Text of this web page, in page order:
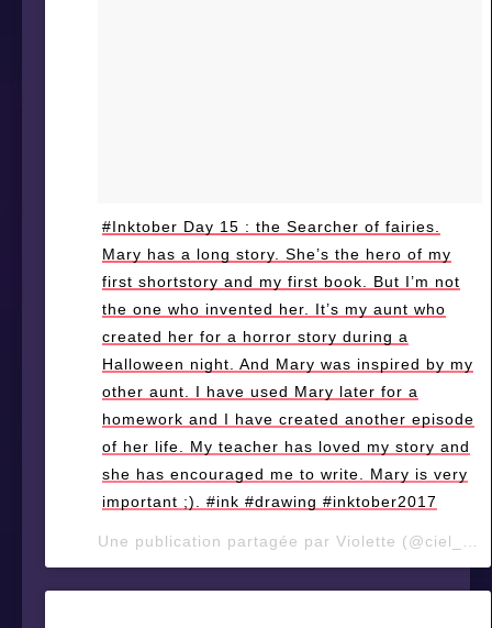
#Inktober Day 15 : the Searcher of fairies.
Mary has a long story. She’s the hero of my
first shortstory and my first book. But I’m not
the one who invented her. It’s my aunt who
created her for a horror story during a
Halloween night. And Mary was inspired by my
other aunt. I have used Mary later for a
homework and I have created another episode
of her life. My teacher has loved my story and
she has encouraged me to write. Mary is very
important ;). #ink #drawing #inktober2017